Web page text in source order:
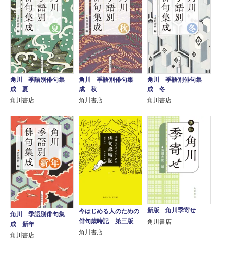
角川 季語別俳句集
成 夏
角川書店
角川 季語別俳句集
成 秋
角川書店
角川 季語別俳句集
成 冬
角川書店
角川 季語別俳句集
成 新年
角川書店
今はじめる人のための
俳句歳時記 第三版
角川書店
新版 角川季寄せ
角川書店